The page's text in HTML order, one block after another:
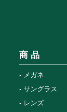
商 品
メガネ
サングラス
レンズ